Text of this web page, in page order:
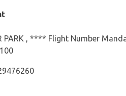
PARK , **** Flight Number